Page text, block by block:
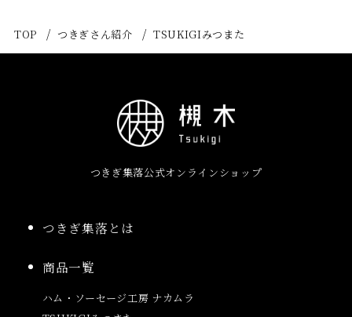
TOP つきぎさん紹介 TSUKIGIみつまた
つきぎ集落公式オンラインショップ
つきぎ集落とは
商品一覧
ハム・ソーセージ工房 ナカムラ